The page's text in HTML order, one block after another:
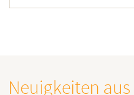
Neuigkeiten